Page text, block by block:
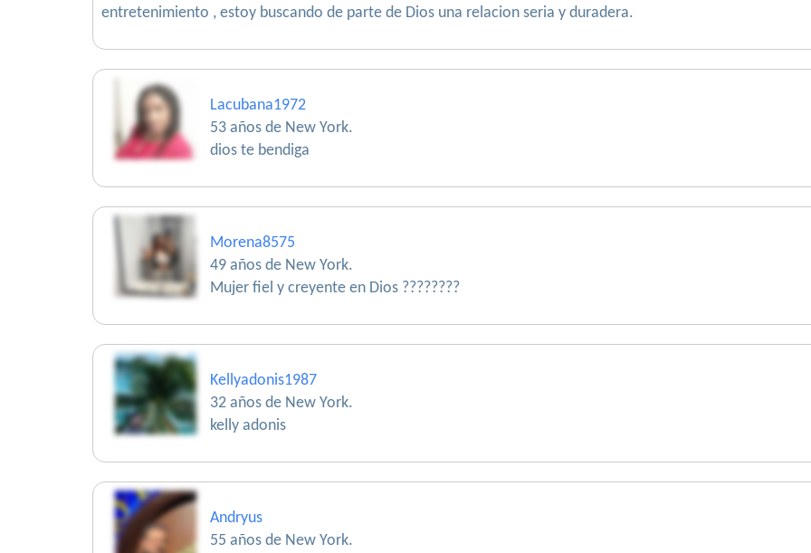
entretenimiento , estoy buscando de parte de Dios una relacion seria y duradera.
Lacubana1972
53 años de New York.
dios te bendiga
Morena8575
49 años de New York.
Mujer fiel y creyente en Dios ????????
Kellyadonis1987
32 años de New York.
kelly adonis
Andryus
55 años de New York.